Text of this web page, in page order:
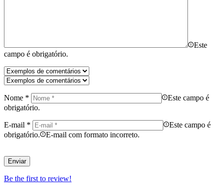
Este
campo é obrigatório.
Nome *
Este campo é
obrigatório.
E-mail *
Este campo é
obrigatório.
E-mail com formato incorreto.
Be the first to review!